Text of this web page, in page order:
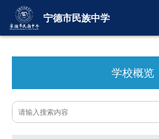
宁德市民族中学
学校概览